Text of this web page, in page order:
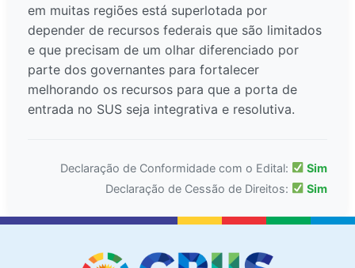
em muitas regiões está superlotada por
depender de recursos federais que são limitados
e que precisam de um olhar diferenciado por
parte dos governantes para fortalecer
melhorando os recursos para que a porta de
entrada no SUS seja integrativa e resolutiva.
Declaração de Conformidade com o Edital:
Sim
Declaração de Cessão de Direitos:
Sim